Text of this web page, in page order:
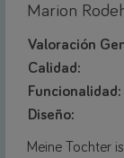
Marion
Valoración
Calidad:
Funcionalidad:
Diseño:
Meine Tochter